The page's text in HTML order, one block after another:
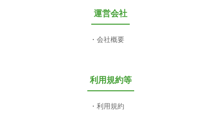
運営会社
会社概要
利用規約等
利用規約